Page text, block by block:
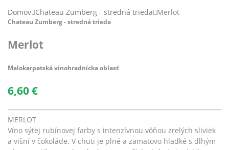
Domov Chateau Zumberg - stredná trieda Merlot
Chateau Zumberg - stredná trieda
Merlot
Malokarpatská vinohradnícka oblasť
6,60€
MERLOT
Víno sýtej rubínovej farby s intenzívnou vôňou zrelých sliviek
a višní v čokoláde. V chuti je plné a zamatovo hladké s dlhým